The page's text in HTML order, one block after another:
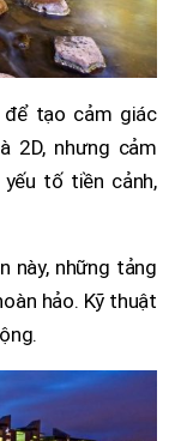
tạo cảm giác
2D, nhưng cảm
tố tiền cảnh,
này, những tảng
hảo. Kỹ thuật